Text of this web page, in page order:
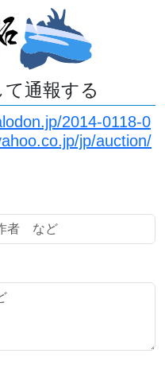
通報する
2014-0118-0
jp/auction/